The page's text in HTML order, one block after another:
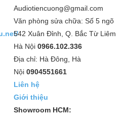
Audiotiencuong@gmail.com
Văn phòng sửa chữa: Số 5 ngõ
542 Xuân Đỉnh, Q. Bắc Từ Liêm
Hà Nội 0966.102.336
Địa chỉ: Hà Đông, Hà
Nội 0904551661
Liên hệ
Giới thiệu
Showroom HCM: